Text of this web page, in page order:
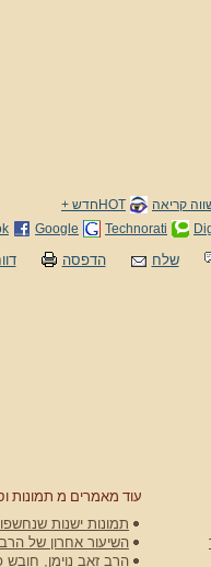
קריאה
HOTחדש +
Technorati
Google
שלח הדפסה
עוד מאמרים מ תמונות
תמונות ישנות
השיעור אחרון של